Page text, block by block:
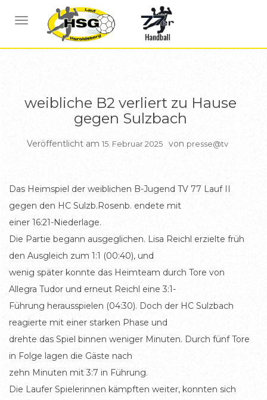
NAVIGATION UMSCHALTEN
BERICHTE WEIBL B JUGEND
weibliche B2 verliert zu Hause
gegen Sulzbach
Veröffentlicht am 15. Februar 2025 von presse@tv
Das Heimspiel der weiblichen B-Jugend TV 77 Lauf II
gegen den HC Sulzb.Rosenb. endete mit
einer 16:21-Niederlage.
Die Partie begann ausgeglichen. Lisa Reichl erzielte früh
den Ausgleich zum 1:1 (00:40), und
wenig später konnte das Heimteam durch Tore von
Allegra Tudor und erneut Reichl eine 3:1-
Führung herausspielen (04:30). Doch der HC Sulzbach
reagierte mit einer starken Phase und
drehte das Spiel binnen weniger Minuten. Durch fünf Tore
in Folge lagen die Gäste nach
zehn Minuten mit 3:7 in Führung.
Die Laufer Spielerinnen kämpften weiter, konnten sich